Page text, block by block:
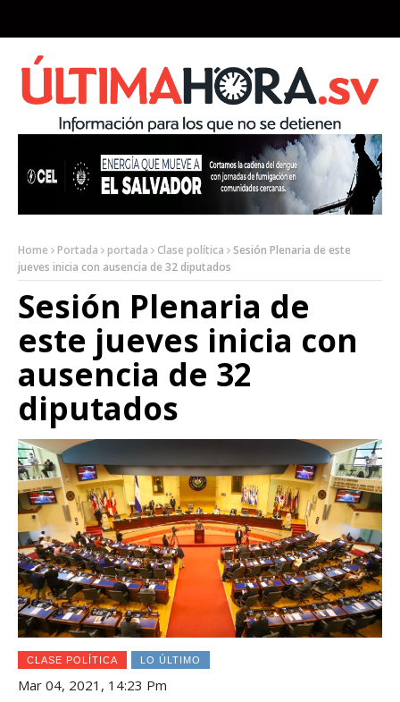
Home Portada portada Clase política
Sesión Plenaria de este
jueves inicia con ausencia de 32 diputados
Sesión Plenaria de
este jueves inicia con
ausencia de 32
diputados
CLASE POLÍTICA LO ÚLTIMO
Mar 04, 2021, 14:23 Pm